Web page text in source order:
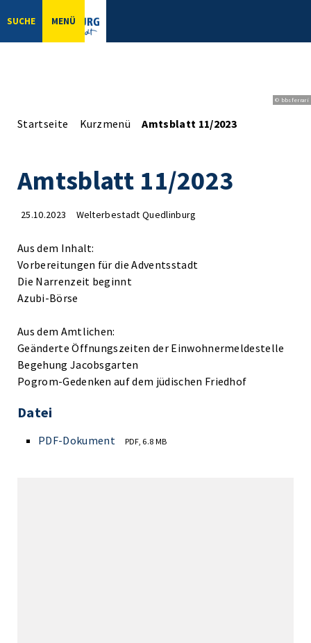
SUCHE MENÜ
© bbsferrari
Startseite Kurzmenü Amtsblatt 11/2023
Amtsblatt 11/2023
25.10.2023 Welterbestadt Quedlinburg
Aus dem Inhalt:
Vorbereitungen für die Adventsstadt
Die Narrenzeit beginnt
Azubi-Börse
Aus dem Amtlichen:
Geänderte Öffnungszeiten der Einwohnermeldestelle
Begehung Jacobsgarten
Pogrom-Gedenken auf dem jüdischen Friedhof
Datei
PDF-Dokument PDF, 6.8 MB